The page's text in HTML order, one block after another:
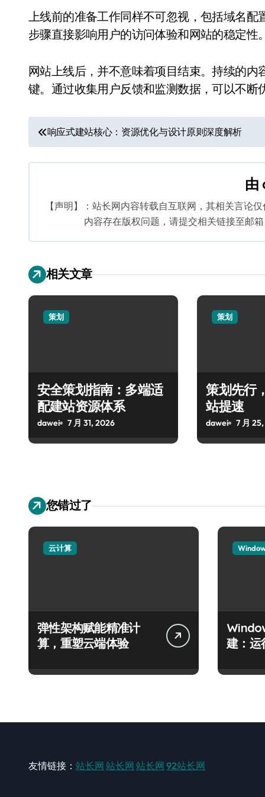
上线前的准备工作同样不可忽视，包括域名
步骤直接影响用户的访问体验和网站的稳定
网站上线后，并不意味着项目结束。持续的
键。通过收集用户反馈和监测数据，可以不
文
章
响应式建站核心：资源优化与设计原则深度解析
由
【声明】：站长网内容转载自互联网，其相关言论
内容存在版权问题，请提交相关链接至邮
相关文章
策划
安全策划指南：多端适
配建站资源体系
dawei 7 月 31, 2026
策划
策划先行
站提速
dawei 7 月
您错过了
云计算
弹性架构赋能精准计
算，重塑云端体验
建：运
友情链接： 站长网 站长网 站长网 92站长网